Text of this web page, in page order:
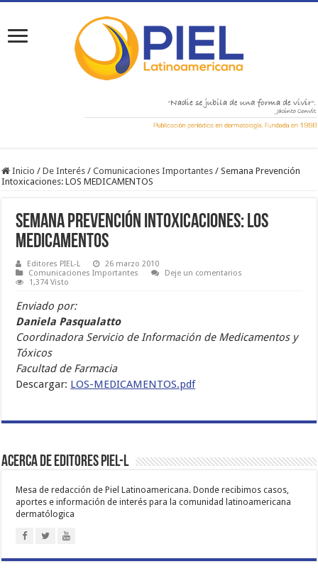
Inicio / De Interés / Comunicaciones Importantes / Semana Prevención
Intoxicaciones: LOS MEDICAMENTOS
Semana Prevención Intoxicaciones: LOS
MEDICAMENTOS
Editores PIEL-L
26 marzo 2010
Comunicaciones Importantes
Deje un comentarios
1,374 Visto
Enviado por:
Daniela Pasqualatto
Coordinadora Servicio de Información de Medicamentos y
Tóxicos
Facultad de Farmacia
Descargar: LOS-MEDICAMENTOS.pdf
Acerca de Editores PIEL-L
Mesa de redacción de Piel Latinoamericana. Donde recibimos casos,
aportes e información de interés para la comunidad latinoamericana
dermatólogica